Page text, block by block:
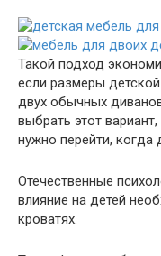
Такой подход
если размеры
двух обычных
выбрать этот
нужно перейти, когда
Отечественные
влияние на детей
кроватях.